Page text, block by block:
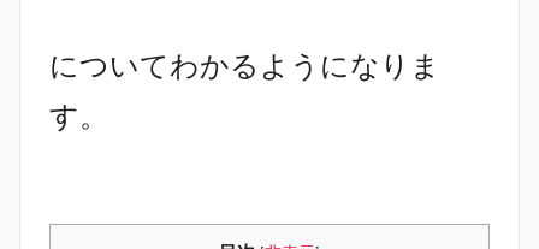
についてわかるようになりま
す。